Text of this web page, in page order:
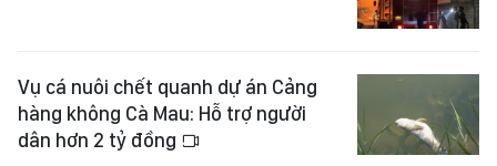
Vụ cá nuôi chết quanh dự án Cảng
hàng không Cà Mau: Hỗ trợ người
dân hơn 2 tỷ đồng